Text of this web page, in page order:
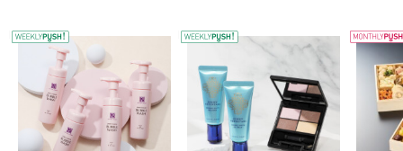
WEEKLY PUSH